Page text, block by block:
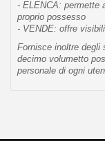
- ELENCA: permette
proprio possesso
- VENDE: offre
Fornisce inoltre degli
decimo volumetto
personale di ogni